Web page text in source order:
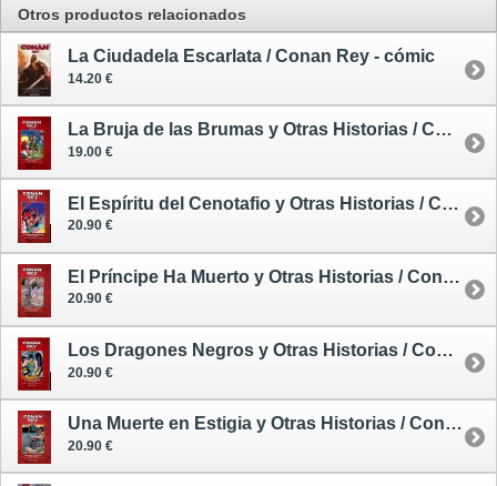
Otros productos relacionados
La Ciudadela Escarlata / Conan Rey - cómic
14.20 €
La Bruja de las Brumas y Otras Historias / Conan Rey 1 (de 11) - cómic
19.00 €
El Espíritu del Cenotafio y Otras Historias / Conan Rey 3 (de 11) - cómic
20.90 €
El Príncipe Ha Muerto y Otras Historias / Conan Rey 4 (de 11) - cómic
20.90 €
Los Dragones Negros y Otras Historias / Conan Rey 5 (de 11) - cómic
20.90 €
Una Muerte en Estigia y Otras Historias / Conan Rey 6 (de 11) - cómic
20.90 €